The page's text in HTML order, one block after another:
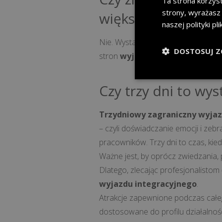
większego
Nie. Wystarczy jasno określić
stron wyjazdu integracyjnego
Czy trzy dni to
Trzydniowy zagraniczny
– czyli doświadczanie emocji i
pracowników. Trzy dni to czas,
Ważne jest, by oprócz
Dlatego, zlecając
wyjazdu integracyjnego.
Atrakcje zapewnione podczas
dostosowane do profilu
strony, wyrażasz
naszej polityki
DOSTOSUJ